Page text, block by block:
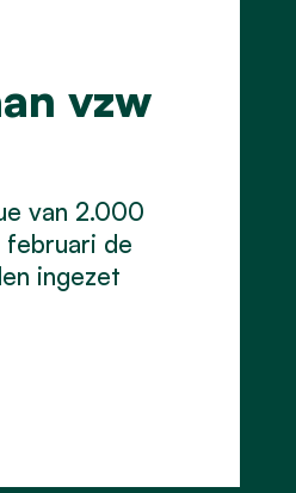
vzw
van 2.000
februari de
ingezet